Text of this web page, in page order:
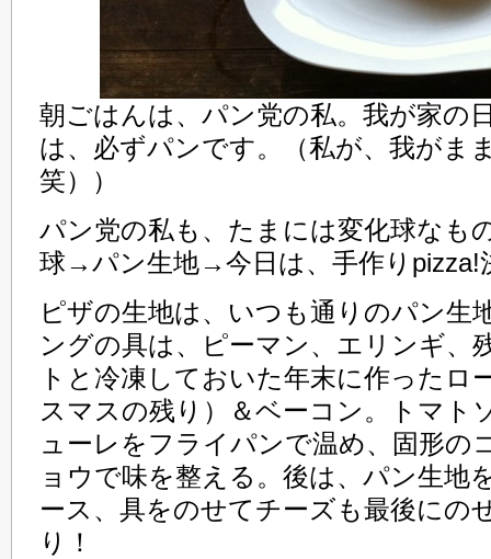
朝ごはんは、パン党の私。我が家の
は、必ずパンです。（私が、我がま
笑））
パン党の私も、たまには変化球なも
球→パン生地→今日は、手作りpizza!
ピザの生地は、いつも通りのパン生
ングの具は、ピーマン、エリンギ、
トと冷凍しておいた年末に作ったロ
スマスの残り）＆ベーコン。トマト
ューレをフライパンで温め、固形の
ョウで味を整える。後は、パン生地
ース、具をのせてチーズも最後にの
り！